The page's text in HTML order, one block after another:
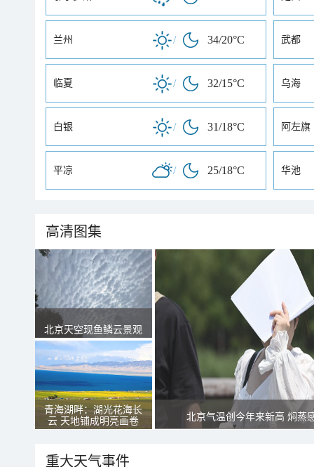
兰州 / 34/20°C 武都
临夏 / 32/15°C 乌海
白银 / 31/18°C 阿左旗
平凉 / 25/18°C 华池
高清图集
北京天空现鱼鳞云景观
青海湖畔：湖光花海长
云 天地铺成明亮画卷
北京气温创今年来新高 焖蒸
重大天气事件